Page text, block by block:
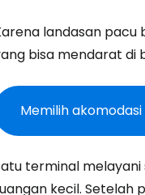
landasan
bisa mendarat di
Memilih
terminal
kecil. Setelah